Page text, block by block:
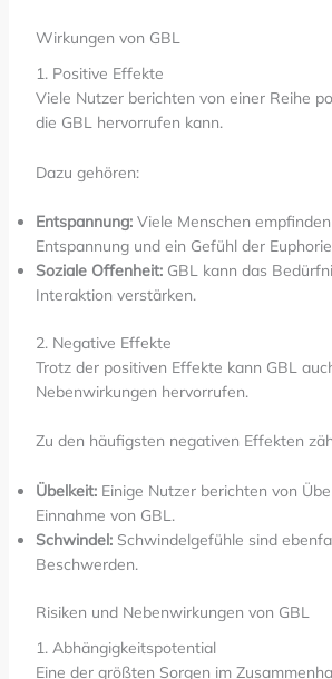
Wirkungen von GBL
1. Positive Effekte
Viele Nutzer berichten von einer Reihe
die GBL hervorrufen kann.
Dazu gehören:
Entspannung:Viele Menschen
Entspannung und ein Gefühl der
Soziale Offenheit:GBL kann das
Interaktion verstärken.
2. Negative Effekte
Trotz der positiven Effekte kann GBL
Nebenwirkungen hervorrufen.
Zu den häufigsten negativen Effekten
Übelkeit:Einige Nutzer berichten von
Einnahme von GBL.
Schwindel:Schwindelgefühle sind
Beschwerden.
Risiken und Nebenwirkungen von GBL
1. Abhängigkeitspotential
Eine der größten Sorgen im